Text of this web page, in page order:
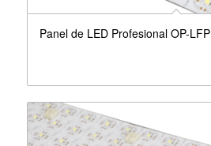
Panel de LED Profesional OP-LFP